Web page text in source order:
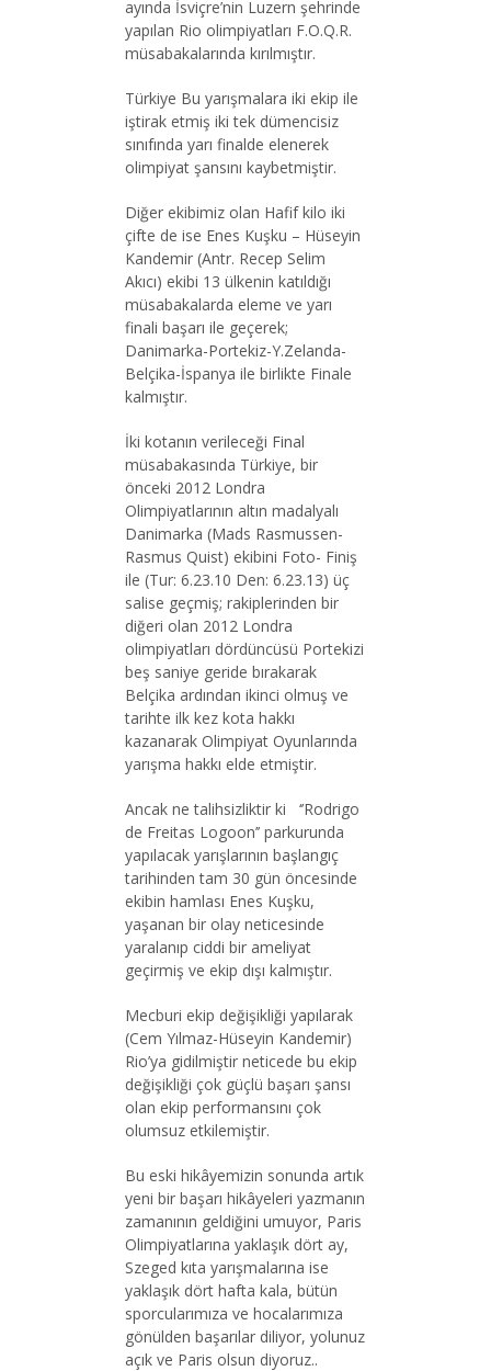
ayında İsviçre’nin Luzern şehrinde
yapılan Rio olimpiyatları F.O.Q.R.
müsabakalarında kırılmıştır.
Türkiye Bu yarışmalara iki ekip ile
iştirak etmiş iki tek dümencisiz
sınıfında yarı finalde elenerek
olimpiyat şansını kaybetmiştir.
Diğer ekibimiz olan Hafif kilo iki
çifte de ise Enes Kuşku – Hüseyin
Kandemir (Antr. Recep Selim
Akıcı) ekibi 13 ülkenin katıldığı
müsabakalarda eleme ve yarı
finali başarı ile geçerek;
Danimarka-Portekiz-Y.Zelanda-
Belçika-İspanya ile birlikte Finale
kalmıştır.
İki kotanın verileceği Final
müsabakasında Türkiye, bir
önceki 2012 Londra
Olimpiyatlarının altın madalyalı
Danimarka (Mads Rasmussen-
Rasmus Quist) ekibini Foto- Finiş
ile (Tur: 6.23.10 Den: 6.23.13) üç
salise geçmiş; rakiplerinden bir
diğeri olan 2012 Londra
olimpiyatları dördüncüsü Portekizi
beş saniye geride bırakarak
Belçika ardından ikinci olmuş ve
tarihte ilk kez kota hakkı
kazanarak Olimpiyat Oyunlarında
yarışma hakkı elde etmiştir.
Ancak ne talihsizliktir ki ‘’Rodrigo
de Freitas Logoon’’ parkurunda
yapılacak yarışlarının başlangıç
tarihinden tam 30 gün öncesinde
ekibin hamlası Enes Kuşku,
yaşanan bir olay neticesinde
yaralanıp ciddi bir ameliyat
geçirmiş ve ekip dışı kalmıştır.
Mecburi ekip değişikliği yapılarak
(Cem Yılmaz-Hüseyin Kandemir)
Rio’ya gidilmiştir neticede bu ekip
değişikliği çok güçlü başarı şansı
olan ekip performansını çok
olumsuz etkilemiştir.
Bu eski hikâyemizin sonunda artık
yeni bir başarı hikâyeleri yazmanın
zamanının geldiğini umuyor, Paris
Olimpiyatlarına yaklaşık dört ay,
Szeged kıta yarışmalarına ise
yaklaşık dört hafta kala, bütün
sporcularımıza ve hocalarımıza
gönülden başarılar diliyor, yolunuz
açık ve Paris olsun diyoruz..